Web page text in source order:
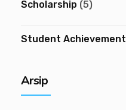
Scholarship (5)
Student Achievement
Arsip